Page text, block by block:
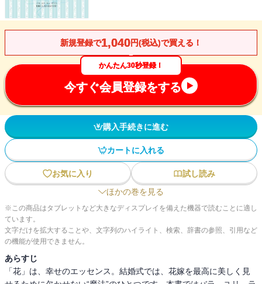
新規登録で1,040円(税込)で買える！
かんたん30秒登録！
今すぐ会員登録をする
購入手続きに進む
カートに入れる
お気に入り
試し読み
ほかの巻を見る
※この商品はタブレットなど大きなディスプレイを備えた機器で読むことに適し
ています。
文字だけを拡大することや、文字列のハイライト、検索、辞書の参照、引用など
の機能が使用できません。
あらすじ
「花」は、幸せのエッセンス。結婚式では、花嫁を最高に美しく見